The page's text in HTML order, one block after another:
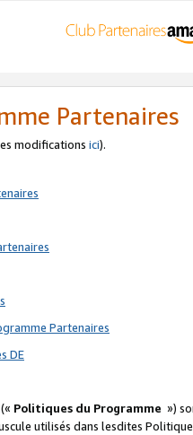
Partenaires
modifications ici).
Partenaires
DE
Politiques du Programme »)
utilisés dans lesdites